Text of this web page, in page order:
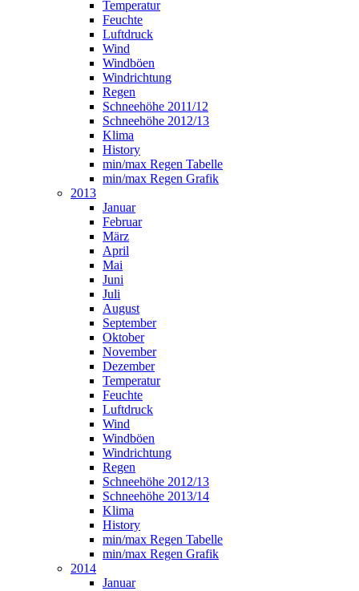
Temperatur
Feuchte
Luftdruck
Wind
Windböen
Windrichtung
Regen
Schneehöhe 2011/12
Schneehöhe 2012/13
Klima
History
min/max Regen Tabelle
min/max Regen Grafik
2013
Januar
Februar
März
April
Mai
Juni
Juli
August
September
Oktober
November
Dezember
Temperatur
Feuchte
Luftdruck
Wind
Windböen
Windrichtung
Regen
Schneehöhe 2012/13
Schneehöhe 2013/14
Klima
History
min/max Regen Tabelle
min/max Regen Grafik
2014
Januar